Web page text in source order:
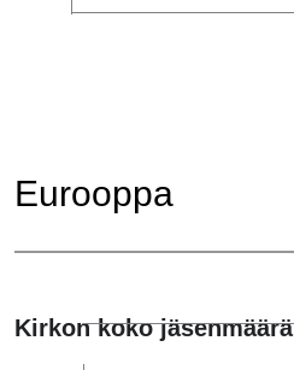
Eurooppa
Kirkon koko jäsenmäärä